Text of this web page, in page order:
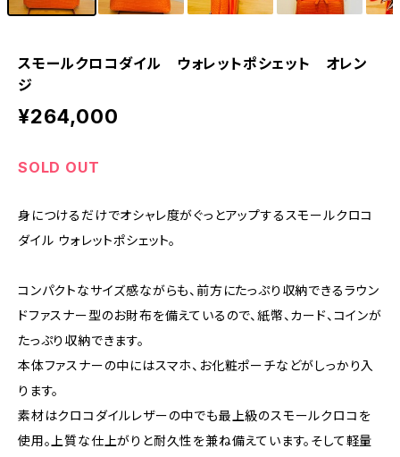
スモールクロコダイル ウォレットポシェット オレン
ジ
¥264,000
SOLD OUT
身につけるだけでオシャレ度がぐっとアップするスモールクロコ
ダイル ウォレットポシェット。
コンパクトなサイズ感ながらも、前方にたっぷり収納できるラウン
ドファスナー型のお財布を備えているので、紙幣、カード、コインが
たっぷり収納できます。
本体ファスナーの中にはスマホ、お化粧ポーチなどがしっかり入
ります。
素材はクロコダイルレザーの中でも最上級のスモールクロコを
使用。上質な仕上がりと耐久性を兼ね備えています。そして軽量